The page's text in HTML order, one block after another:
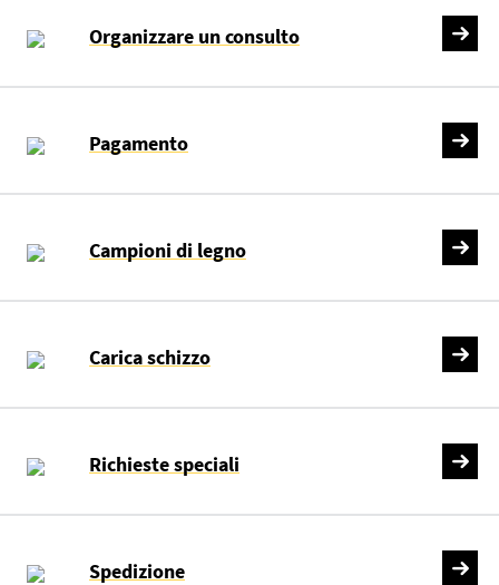
Organizzare un consulto
Pagamento
Campioni di legno
Carica schizzo
Richieste speciali
Spedizione